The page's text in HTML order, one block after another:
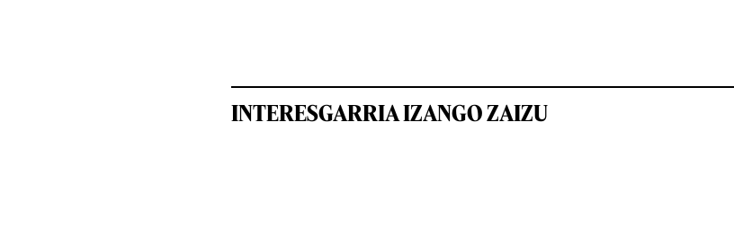
INTERESGARRIA IZANGO ZAIZU